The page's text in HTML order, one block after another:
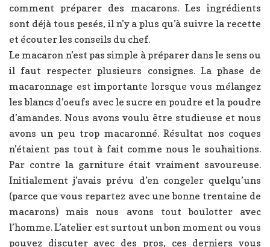
comment préparer des macarons. Les ingrédients
sont déjà tous pesés, il n’y a plus qu’à suivre la recette
et écouter les conseils du chef.
Le macaron n’est pas simple à préparer dans le sens ou
il faut respecter plusieurs consignes. La phase de
macaronnage est importante lorsque vous mélangez
les blancs d’oeufs avec le sucre en poudre et la poudre
d’amandes. Nous avons voulu être studieuse et nous
avons un peu trop macaronné. Résultat nos coques
n’étaient pas tout à fait comme nous le souhaitions.
Par contre la garniture était vraiment savoureuse.
Initialement j’avais prévu d’en congeler quelqu’uns
(parce que vous repartez avec une bonne trentaine de
macarons) mais nous avons tout boulotter avec
l’homme. L’atelier est surtout un bon moment ou vous
pouvez discuter avec des pros, ces derniers vous